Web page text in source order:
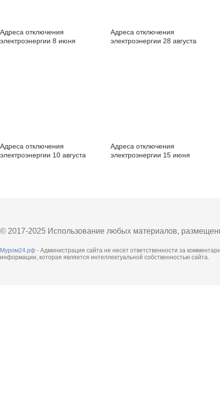
Адреса отключения
электроэнергии 8 июня
Адреса отключения
электроэнергии 28 августа
Адреса отключения
электроэнергии 10 августа
Адреса отключения
электроэнергии 15 июня
© 2017-2025 Использование любых материалов,
Муром24.рф - Администрация сайта не несет ответственности за
информации, которая является интеллектуальной собственностью сайта.